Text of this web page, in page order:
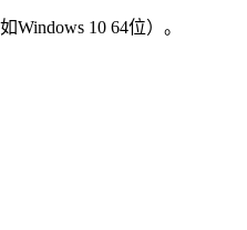
10 64位）。